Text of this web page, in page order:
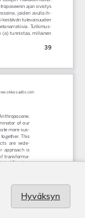
Hyväksyn